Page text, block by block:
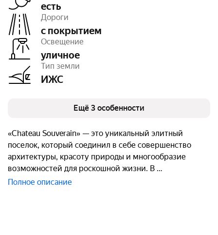
есть
Дороги
с покрытием
Освещение
уличное
Тип земли
ИЖС
Площадь
45 га
Число объектов 75
Очереди
1
Ещё 3 особенности
«Chateau Souverain» — это уникальный элитный
поселок, который соединил в себе совершенство
архитектуры, красоту природы и многообразие
возможностей для роскошной жизни. В
Полное описание